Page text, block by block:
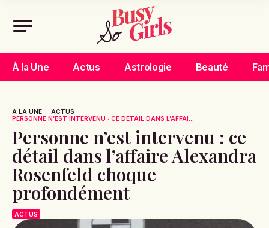
À la Une Actus Astrologie Beauté
À LA UNE
ACTUS
PERSONNE N’EST INTERVENU : CE DÉTAIL DANS L’AFFAI...
Personne n’est intervenu : ce
détail dans l’affaire Alexandra
Rosenfeld choque
profondément
ACTUS